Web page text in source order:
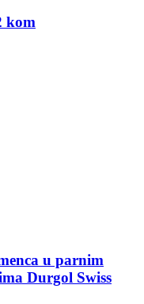
kom
u parnim
Durgol Swiss